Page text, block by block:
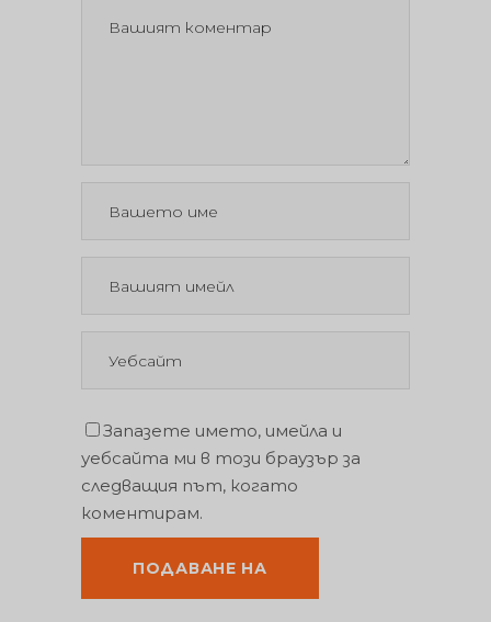
Запазете името, имейла и
уебсайта ми в този браузър за
следващия път, когато
коментирам.